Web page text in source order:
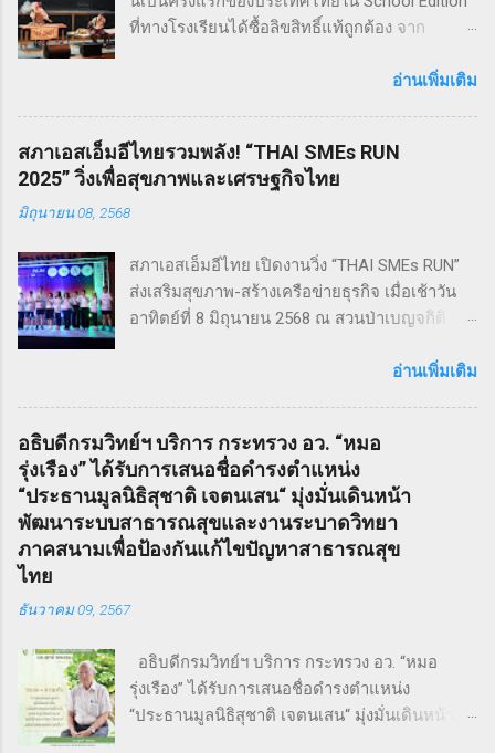
ที่ทางโรงเรียนได้ซื้อลิขสิทธิ์แท้ถูกต้อง จาก
ขวัญ ฆาตกรรม ทำให้เหมาะกับผู้แสดง โดย
!! โดยเลือกเป็น School Edition ที่ลดบทให้ดู
เหมาะสม แต่ยังคงไว้ซึ่งความเข้มข้น! กำกับการ
แสดงโดย ดำเกิง ฐิตะปิยะศักดิ์ หรือ คุณบิ๊ก
ช่างตัดผมชาวอังกฤษ ที่สูญเสียภรรยาและลูกไป
จนเกิดเป็นความแค้นที่นำไปสู่โศกอนาถตกรรม
เลวร้ายในที่สุด โดยตัวละคร Sweeney Todd มีต้น
ความนิยมอย่างต่อเนื่อง ซึ่งรู้จักกันในชื่อ Penny
ฤดูหนาวของปี ค.ศ. 1846 – 1847 เรื่องราวของ
Sweeney Todd ยังเคยถูกนำไปดัดแปลงเป็น
ภาพยนตร์เพลงด้วยชื่อเดียวกันในปี ค.ศ. 2007
หรือ พ.ศ. 2550 ซึ่งกำกับโดย Timothy Walter
Burt...
อ่านเพิ่มเติม
สภาเอสเอ็มอีไทยรวมพลัง! “THAI SMEs RUN
2025” วิ่งเพื่อสุขภาพและเศรษฐกิจไทย
มิถุนายน 08, 2568
สภาเอสเอ็มอีไทย เปิดงานวิ่ง “THAI SMEs RUN”
ส่งเสริมสุขภาพ-สร้างเครือข่ายธุรกิจ เมื่อเช้าวัน
อาทิตย์ที่ 8 มิถุนายน 2568 ณ สวนป่าเบญจกิติ
ไทย (สภาเอสเอ็มอีไทย) จัดงานวิ่งมินิมาราธอน
ข่ายธุรกิจระหว่าง ผู้ประกอบการ SMEs และ
ประชาชน ทั่วไป ภายใต้แนวคิด “We Go We
Grow We Goal” ที่เน้นการก้าวไปข้างหน้า เติบโต
อย่างมั่นคง และมุ่งสู่เป้าหมายร่วมกัน งานวิ่ง THAI
SMEs RUN: สุขภาพดี เครือข่ายแน่น งานนี้เต็มไป
Marathon (9 กม.) และ Fun Run (4.5 กม.) ผู้เข้า
ลุ้นถ้วยรางวัล Overall สำหรับผู้เข้าเส้นชัยอันดับ
ต้น ๆ นอกจากส่งเสริมสุขภาพ งานนี้ยังเป็นเวที
สำคัญสำหรับ การสร้างเครือข่ายธุรกิจ แลก
อ่านเพิ่มเติม
อธิบดีกรมวิทย์ฯ บริการ กระทรวง อว. “หมอ
รุ่งเรือง” ได้รับการเสนอชื่อดำรงตำแหน่ง
“ประธานมูลนิธิสุชาติ เจตนเสน“ มุ่งมั่นเดินหน้า
พัฒนาระบบสาธารณสุขและงานระบาดวิทยา
ภาคสนามเพื่อป้องกันแก้ไขปัญหาสาธารณสุข
ไทย
ธันวาคม 09, 2567
อธิบดีกรมวิทย์ฯ บริการ กระทรวง อว. “หมอ
รุ่งเรือง” ได้รับการเสนอชื่อดำรงตำแหน่ง
“ประธานมูลนิธิสุชาติ เจตนเสน“ มุ่งมั่นเดินหน้า